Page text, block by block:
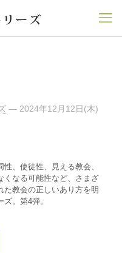
— 2024年12月12日(木)
、使徒性、見える教会、
くなる可能性など、さまざ
た教会の正しいあり方を明
。第4弾。